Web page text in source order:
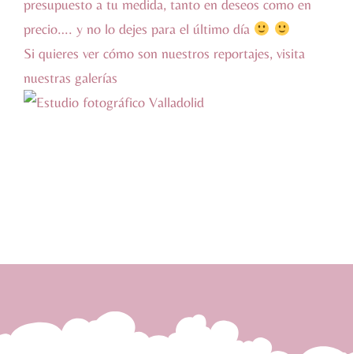
presupuesto a tu medida, tanto en deseos como en
precio…. y no lo dejes para el último día
Si quieres ver cómo son nuestros reportajes, visita
nuestras galerías